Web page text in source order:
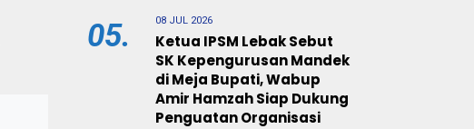
05. 08 JUL 2026
Ketua IPSM Lebak Sebut
SK Kepengurusan Mandek
di Meja Bupati, Wabup
Amir Hamzah Siap Dukung
Penguatan Organisasi